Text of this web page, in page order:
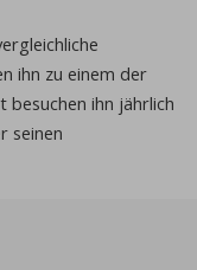
ihn zu einem der
besuchen ihn jährlich
seinen